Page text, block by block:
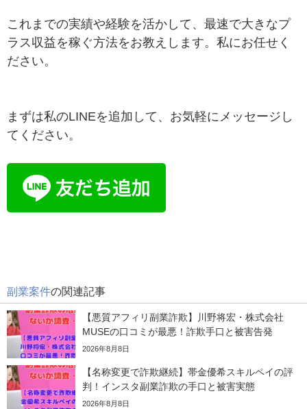
これまでの実績や経験を活かして、最速で大きなプ
ラス収益を稼ぐ方法をお教えします。私にお任せく
ださい。
まずは私のLINEを追加して、お気軽にメッセージし
てください。
副業案件の関連記事
【悪質アフィリ副業詐欺】川野将宏・株式会社
MUSEの口コミが最悪！詐欺手口と被害告発
2026年8月8日
【名称変更で詐欺継続】帯金優希スキルペイの評
判！インスタ副業詐欺の手口と被害実態
2026年8月8日